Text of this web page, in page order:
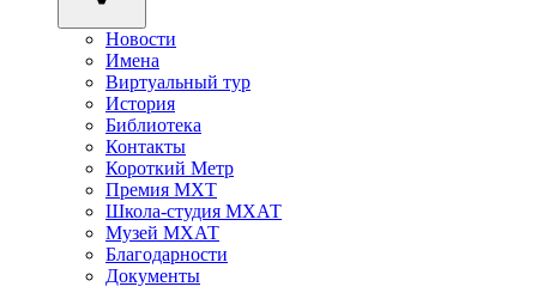
Новости
Имена
Виртуальный тур
История
Библиотека
Контакты
Короткий Метр
Премия МХТ
Школа-студия МХАТ
Музей МХАТ
Благодарности
Документы